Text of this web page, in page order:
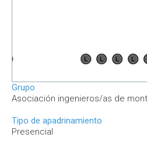
Grupo
Asociación ingenieros/as de
Tipo de apadrinamiento
Presencial